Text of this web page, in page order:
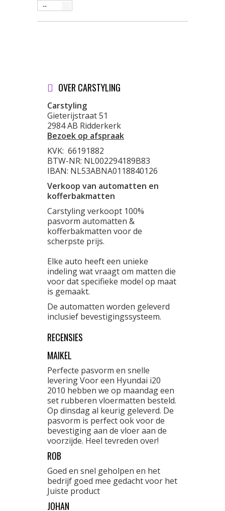
--
OVER CARSTYLING
Carstyling
Gieterijstraat 51
2984 AB Ridderkerk
Bezoek op afspraak
KVK: 66191882
BTW-NR: NL002294189B83
IBAN: NL53ABNA0118840126
Verkoop van automatten en
kofferbakmatten
Carstyling verkoopt 100%
pasvorm automatten &
kofferbakmatten voor de
scherpste prijs.
Elke auto heeft een unieke
indeling wat vraagt om matten die
voor dat specifieke model op maat
is gemaakt.
De automatten worden geleverd
inclusief bevestigingssysteem.
RECENSIES
MAIKEL
Perfecte pasvorm en snelle
levering Voor een Hyundai i20
2010 hebben we op maandag een
set rubberen vloermatten besteld.
Op dinsdag al keurig geleverd. De
pasvorm is perfect ook voor de
bevestiging aan de vloer aan de
voorzijde. Heel tevreden over!
ROB
Goed en snel geholpen en het
bedrijf goed mee gedacht voor het
Juiste product
JOHAN